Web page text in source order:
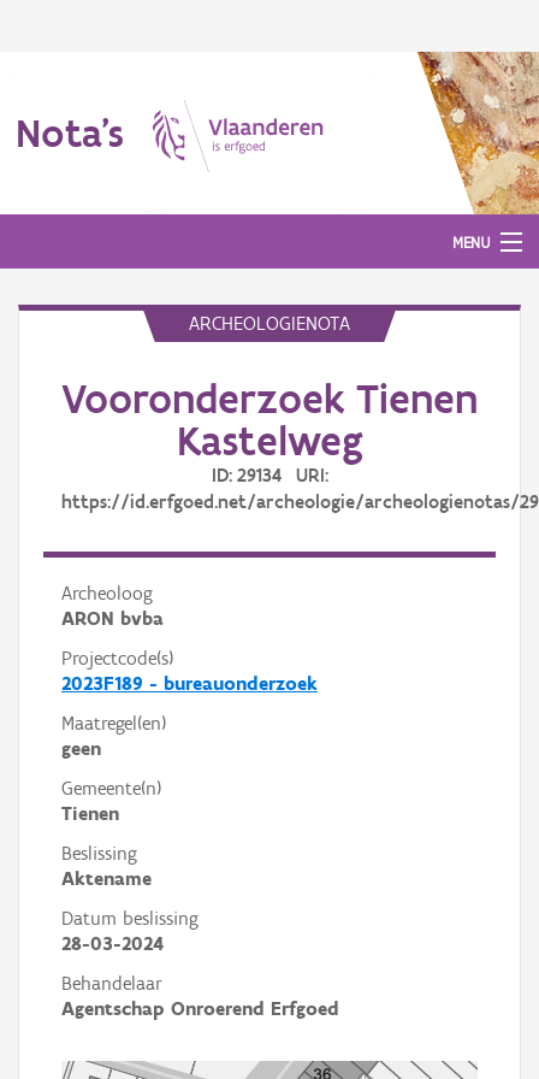
Nota's
MENU
Aanmelden
ARCHEOLOGIENOTA
Vooronderzoek Tienen
Kastelweg
ID: 29134 URI:
https://id.erfgoed.net/archeologie/archeologienotas/
Archeoloog
ARON bvba
Projectcode(s)
2023F189 - bureauonderzoek
Maatregel(en)
geen
Gemeente(n)
Tienen
Beslissing
Aktename
Datum beslissing
28-03-2024
Behandelaar
Agentschap Onroerend Erfgoed